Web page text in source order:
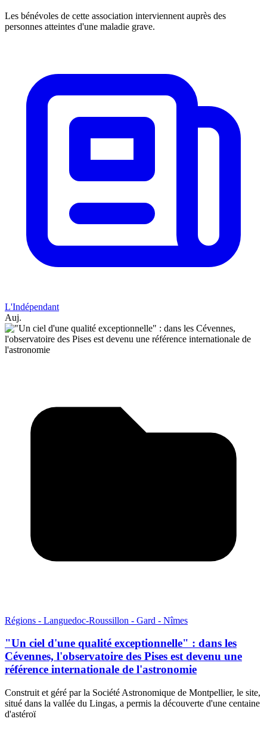
Les bénévoles de cette association interviennent auprès des
personnes atteintes d'une maladie grave.
L'Indépendant
Auj.
Régions - Languedoc-Roussillon - Gard - Nîmes
"Un ciel d'une qualité exceptionnelle" : dans les
Cévennes, l'observatoire des Pises est devenu une
référence internationale de l'astronomie
Construit et géré par la Société Astronomique de Montpellier, le site,
situé dans la vallée du Lingas, a permis la découverte d'une centaine
d'astéroï